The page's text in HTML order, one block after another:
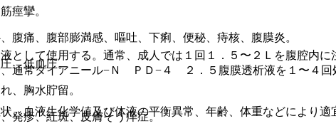
痙攣。
痛、腹部膨満感、嘔吐、下痢、便秘、痔核、腹膜炎。
、低血圧。
、胸水貯留。
発疹、紅斑、皮膚そう痒症。
として使用する。通常、成人では１回１．５〜２Ｌを腹腔内
、通常ダイアニール−Ｎ ＰＤ−４ ２．５腹膜透析液を１〜４
、血液生化学値及び体液の平衡異常、年齢、体重などにより適